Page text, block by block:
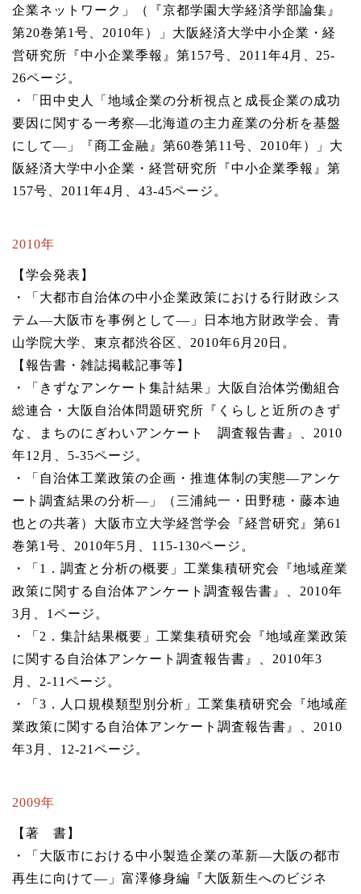
企業ネットワーク」（『京都学園大学経済学部論集』
第20巻第1号、2010年）」大阪経済大学中小企業・経
営研究所『中小企業季報』第157号、2011年4月、25-
26ページ。
・「田中史人「地域企業の分析視点と成長企業の成功
要因に関する一考察―北海道の主力産業の分析を基盤
にして―」『商工金融』第60巻第11号、2010年）」大
阪経済大学中小企業・経営研究所『中小企業季報』第
157号、2011年4月、43-45ページ。
2010年
【学会発表】
・「大都市自治体の中小企業政策における行財政シス
テム―大阪市を事例として―」日本地方財政学会、青
山学院大学、東京都渋谷区、2010年6月20日。
【報告書・雑誌掲載記事等】
・「きずなアンケート集計結果」大阪自治体労働組合
総連合・大阪自治体問題研究所『くらしと近所のきず
な、まちのにぎわいアンケート 調査報告書』、2010
年12月、5-35ページ。
・「自治体工業政策の企画・推進体制の実態―アンケ
ート調査結果の分析―」（三浦純一・田野穂・藤本迪
也との共著）大阪市立大学経営学会『経営研究』第61
巻第1号、2010年5月、115-130ページ。
・「1．調査と分析の概要」工業集積研究会『地域産業
政策に関する自治体アンケート調査報告書』、2010年
3月、1ページ。
・「2．集計結果概要」工業集積研究会『地域産業政策
に関する自治体アンケート調査報告書』、2010年3
月、2-11ページ。
・「3．人口規模類型別分析」工業集積研究会『地域産
業政策に関する自治体アンケート調査報告書』、2010
年3月、12-21ページ。
2009年
【著 書】
・「大阪市における中小製造企業の革新―大阪の都市
再生に向けて―」富澤修身編『大阪新生へのビジネ